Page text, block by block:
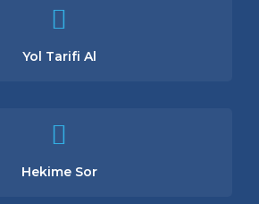
Yol Tarifi Al
Hekime Sor